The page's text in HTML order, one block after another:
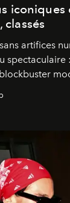
iconiques
artifices
spectaculaire